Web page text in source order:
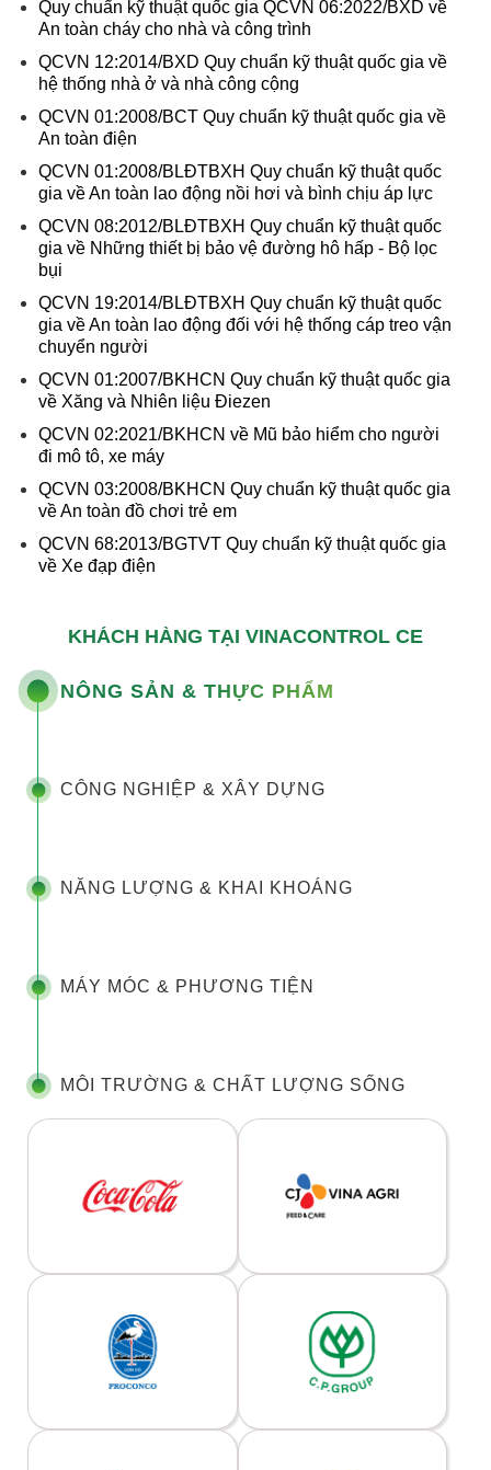
Quy chuẩn kỹ thuật quốc gia QCVN 06:2022/BXD về
An toàn cháy cho nhà và công trình
QCVN 12:2014/BXD Quy chuẩn kỹ thuật quốc gia về
hệ thống nhà ở và nhà công cộng
QCVN 01:2008/BCT Quy chuẩn kỹ thuật quốc gia về
An toàn điện
QCVN 01:2008/BLĐTBXH Quy chuẩn kỹ thuật quốc
gia về An toàn lao động nồi hơi và bình chịu áp lực
QCVN 08:2012/BLĐTBXH Quy chuẩn kỹ thuật quốc
gia về Những thiết bị bảo vệ đường hô hấp - Bộ lọc
bụi
QCVN 19:2014/BLĐTBXH Quy chuẩn kỹ thuật quốc
gia về An toàn lao động đối với hệ thống cáp treo vận
chuyển người
QCVN 01:2007/BKHCN Quy chuẩn kỹ thuật quốc gia
về Xăng và Nhiên liệu Điezen
QCVN 02:2021/BKHCN về Mũ bảo hiểm cho người
đi mô tô, xe máy
QCVN 03:2008/BKHCN Quy chuẩn kỹ thuật quốc gia
về An toàn đồ chơi trẻ em
QCVN 68:2013/BGTVT Quy chuẩn kỹ thuật quốc gia
về Xe đạp điện
KHÁCH HÀNG TẠI VINACONTROL CE
NÔNG SẢN & THỰC PHẨM
CÔNG NGHIỆP & XÂY DỰNG
NĂNG LƯỢNG & KHAI KHOÁNG
MÁY MÓC & PHƯƠNG TIỆN
MÔI TRƯỜNG & CHẤT LƯỢNG SỐNG